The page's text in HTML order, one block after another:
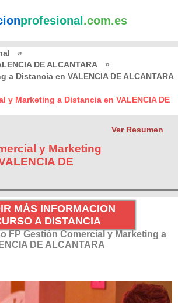
profesional .com.es
»
DE ALCANTARA
»
a Distancia en VALENCIA DE ALCANTARA
y Marketing a Distancia en VALENCIA DE
Ver Resumen
y Marketing
DE
MÁS INFORMACION
A DISTANCIA
FP Gestión Comercial y Marketing a
DE ALCANTARA